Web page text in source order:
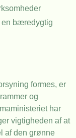
en bæredygtig
formes, er
og
har
vigtigheden af at
af den grønne